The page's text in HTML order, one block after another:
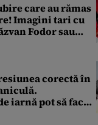
care au rămas
Imagini tari cu
Fodor sau
corectă în
iarnă pot să facă